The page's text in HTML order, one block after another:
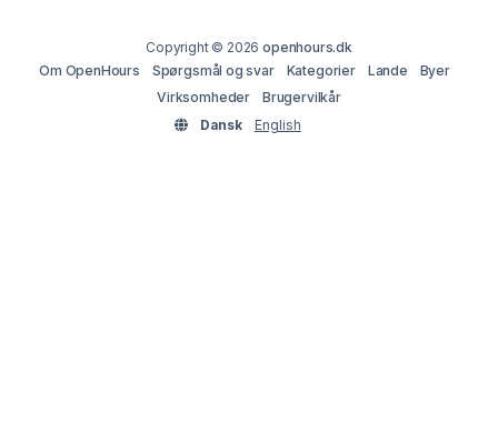
Copyright © 2026openhours.dk
Om OpenHours
Spørgsmål og svar Kategorier Lande
Byer
Virksomheder
Brugervilkår
Dansk
English